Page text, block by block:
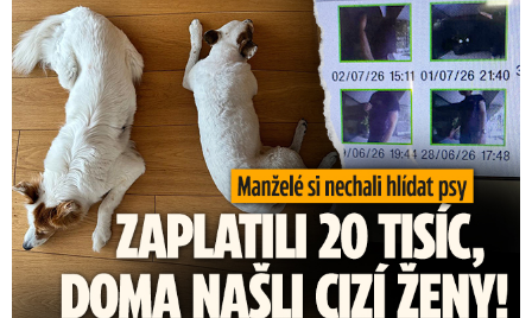
Za hlídání psů zaplatili 20 tisíc, doma našli cizí ženy!